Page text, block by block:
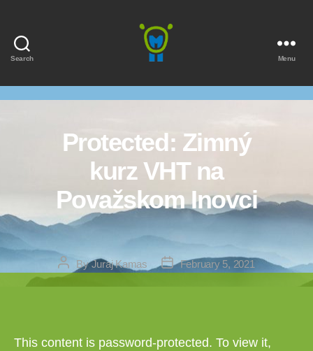
Search Menu
Protected: Zimný
kurz VHT na
Považskom Inovci
Post
author
ByJuraj Kamas
PostFebruary 5, 2021
This content is password-protected. To view it,